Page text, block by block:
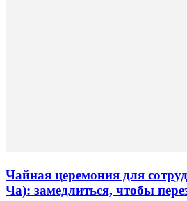
Чайная церемония для
Ча): замедлиться, чтобы